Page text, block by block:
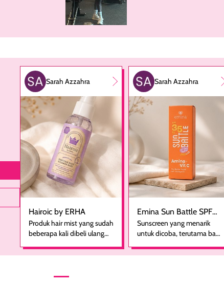
Sarah Azzahra
Hairoic by ERHA
Produk hair mist yang sudah
beberapa kali dibeli ulang
sebagai pelengkap
hari. Pengalaman
Sarah Azzahra
Emina Sun Battle SPF
35 PA+++ Bright Glow
Fun Size
Sunscreen yang menarik
untuk dicoba, terutama bagi
harian dalam ukuran yang